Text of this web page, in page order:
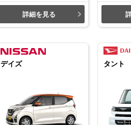
詳細を見る
デイズ タント